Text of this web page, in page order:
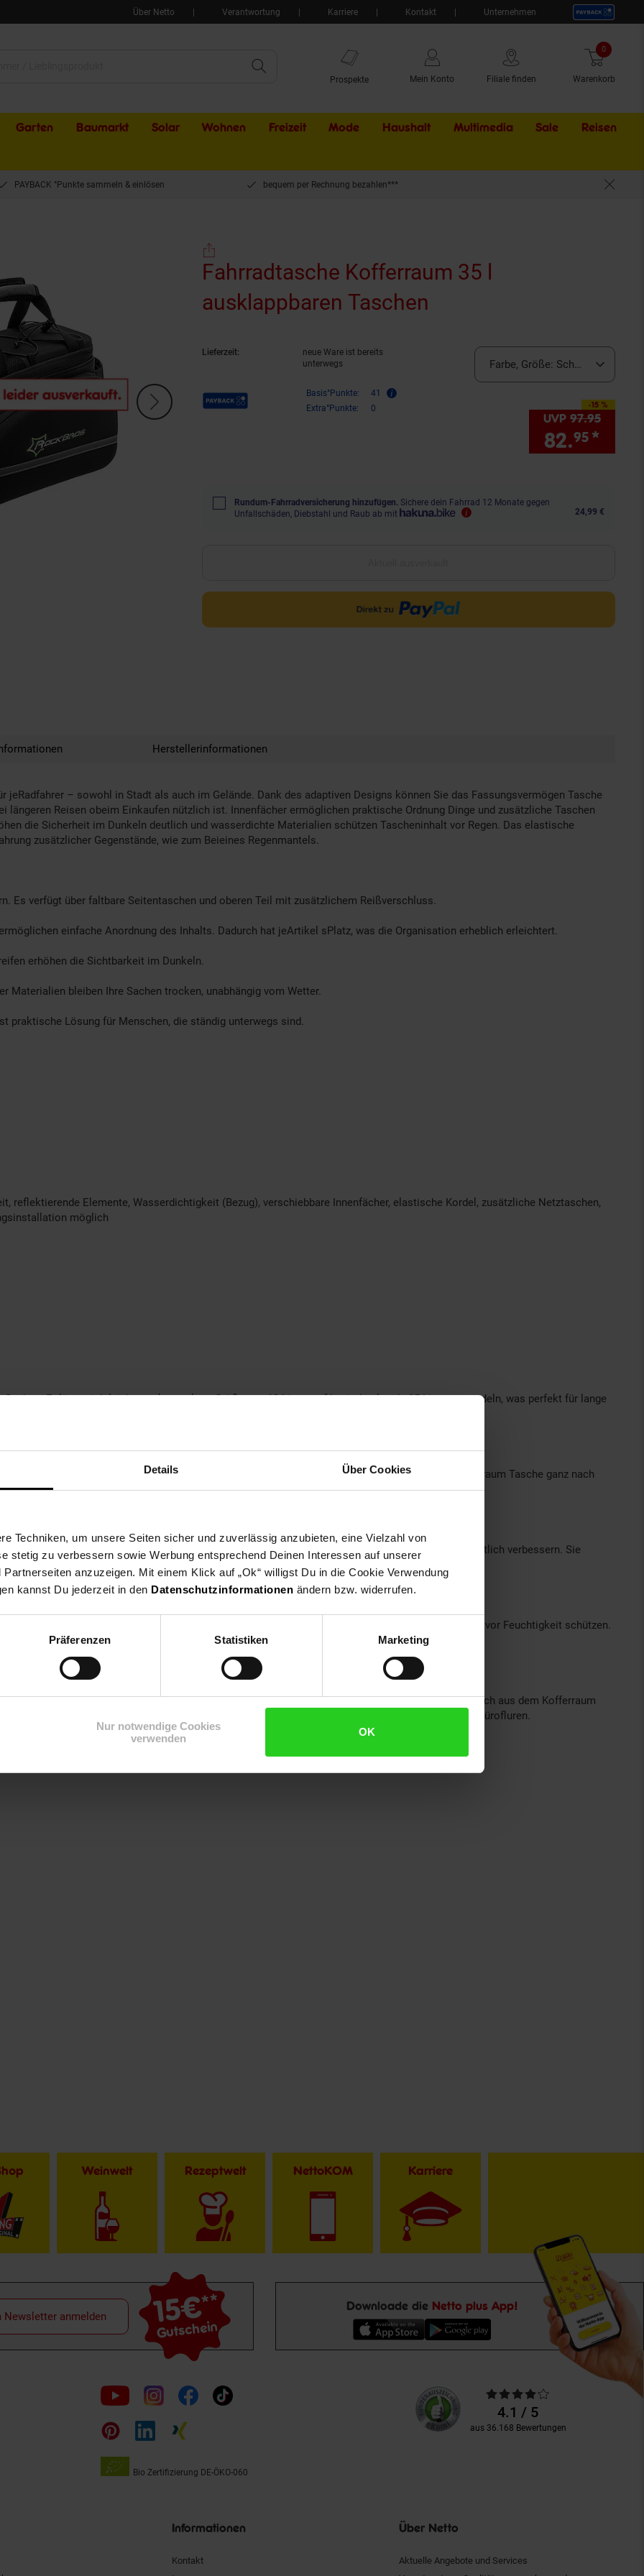
Details Über Cookies
Techniken, um unsere Seiten sicher und zuverlässig anzubieten, eine Vielzahl von
stetig zu verbessern sowie Werbung entsprechend Deinen Interessen auf unserer
anzuzeigen. Mit einem Klick auf „Ok“ willigst Du in die Cookie Verwendung
kannst Du jederzeit in den Datenschutzinformationen ändern bzw. widerrufen.
Präferenzen Statistiken Marketing
Nur notwendige Cookies
verwenden
OK
Über Netto Verantwortung Karriere Kontakt Unternehmen
Prospekte Mein Konto Filiale finden Warenkorb
0 Artikel
Garten Baumarkt Solar Wohnen Freizeit Mode Haushalt Multimedia Sale Externer
Reisen
PAYBACK °Punkte sammeln & einlösen bequem per Rechnung bezahlen***
Fahrradtasche Kofferraum 35 l
ausklappbaren Taschen
Lieferzeit:
neue Ware ist bereits
unterwegs
Payback Punkte Basis°Punkte:
41
Extra°Punkte:
0
Farbe, Größe: Schwarz,
-15 %
Sie Sparen 15 Prozent,
UVP 97.95
82.95 *
Rundum-Fahrradversicherung hinzufügen. Sichere dein Fahrrad 12 Monate gegen
Unfallschäden, Diebstahl und Raub ab mit
24,99 €
Herstellerinformationen
jeRadfahrer – sowohl in Stadt als auch im Gelände. Dank des adaptiven Designs können Sie das Fassungsvermögen Tasche
Reisen obeim Einkaufen nützlich ist. Innenfächer ermöglichen praktische Ordnung Dinge und zusätzliche Taschen
die Sicherheit im Dunkeln deutlich und wasserdichte Materialien schützen Tascheninhalt vor Regen. Das elastische
zusätzlicher Gegenstände, wie zum Beieines Regenmantels.
Es verfügt über faltbare Seitentaschen und oberen Teil mit zusätzlichem Reißverschluss.
einfache Anordnung des Inhalts. Dadurch hat jeArtikel sPlatz, was die Organisation erheblich erleichtert.
erhöhen die Sichtbarkeit im Dunkeln.
Materialien bleiben Ihre Sachen trocken, unabhängig vom Wetter.
praktische Lösung für Menschen, die ständig unterwegs sind.
reflektierende Elemente, Wasserdichtigkeit (Bezug), verschiebbare Innenfächer, elastische Kordel, zusätzliche Netztaschen,
möglich
Er lässt sich leicht von kompakten Größe von 10 Litern auf beeindruckende 35 Liter verwandeln, was perfekt für lange
und obere Teil Tasche mit Reißverschluss ermöglichen schnelle Anpassung.
A6-03BK-Tasche gut organisierte Reise. Die Fächer sind modular aufgebaut, so dass Sie Innenraum Tasche ganz nach
auf die wichtigsten Dinge.
die Ihre Sichtbarkeit auf Straße bei Abendfahrten obei schwierigen Wetterbedingungen deutlich verbessern. Sie
A6-03BK Tasche besteht aus hochwertigen wasserdichten Materialien, die Inhalt Tasche effektiv vor Feuchtigkeit schützen.
bei unvorhersehbarem Wetter trocken.
sondern auch abseits davon gute Figur. Dank des Schnellverschlusssystems können Sie ihn einfach aus dem Kofferraum
Griffe und langer Schultergurt sorgen für bequemes Tragen Tasche auf Stadtstraßen und Bürofluren.
Weinwelt Rezeptwelt NettoKOM Karriere
15€**
Gutschein
Newsletter anmelden
Downloade die Netto plus App!
Folge
uns
auf
Bio Zertifizierung DE-ÖKO-060
Unsere
Kundenbewertungen
Durchschnittliche
Bewertungen4.1 / 5
aus 36.168 Bewertungen
Informationen
Kontakt
Über Netto
Aktuelle Angebote und Services